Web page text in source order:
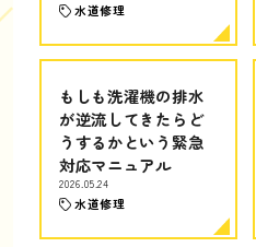
水道修理
もしも洗濯機の排水
が逆流してきたらど
うするかという緊急
対応マニュアル
2026.05.24
水道修理